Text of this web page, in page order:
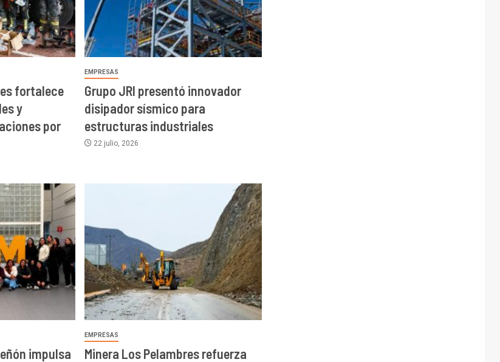
fortalece
y
por
EMPRESAS
Grupo JRI presentó innovador
disipador sísmico para
estructuras industriales
22 julio, 2026
impulsa
EMPRESAS
Minera Los Pelambres refuerza